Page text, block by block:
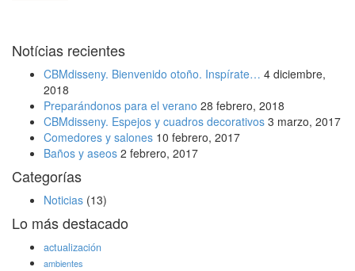
Notícias recientes
CBMdisseny. Bienvenido otoño. Inspírate… 4 diciembre,
2018
Preparándonos para el verano 28 febrero, 2018
CBMdisseny. Espejos y cuadros decorativos 3 marzo, 2017
Comedores y salones 10 febrero, 2017
Baños y aseos 2 febrero, 2017
Categorías
Noticias (13)
Lo más destacado
actualización
ambientes